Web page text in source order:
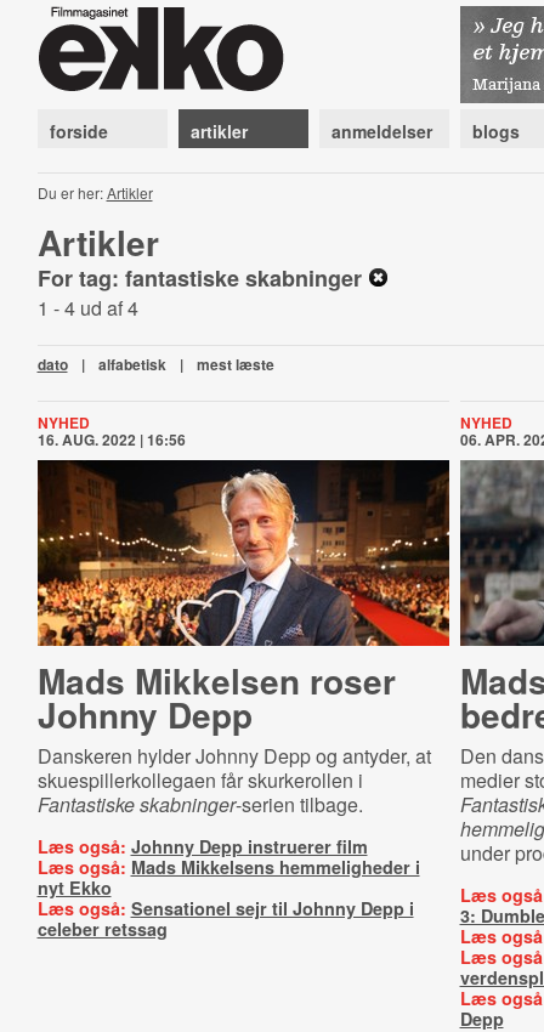
forside artikler anmeldelser blogs
Du er her:Artikler
Artikler
For tag: fantastiske skabninger
1 - 4 ud af 4
dato | alfabetisk | mest læste
NYHED
16. AUG. 2022 | 16:56
Mads Mikkelsen roser
Johnny Depp
Danskeren hylder Johnny Depp og antyder, at
skuespillerkollegaen får skurkerollen i
Fantastiske skabninger-serien tilbage.
Læs også: Johnny Depp instruerer film
Læs også: Mads Mikkelsens hemmeligheder i
nyt Ekko
Læs også: Sensationel sejr til Johnny Depp i
celeber retssag
NYHED
06. APR.
Den
medier
under
Læs
3:
Læs
Læs
Læs
Depp